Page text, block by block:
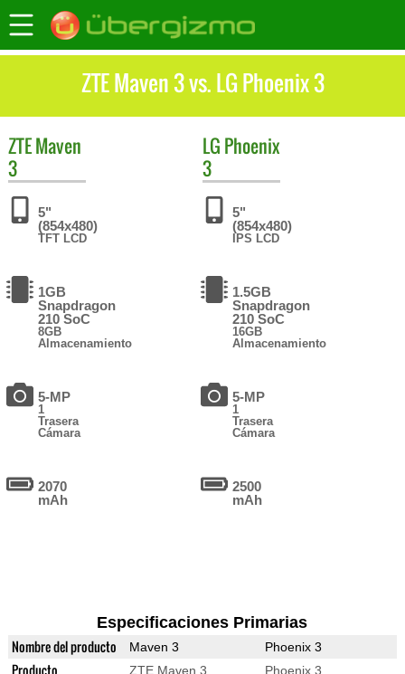
ZTE Maven 3 vs. LG Phoenix 3
ZTEMaven
3
5"
(854x480)
TFT LCD
1GB
Snapdragon
210 SoC
8GB
Almacenamiento
5-MP
1
Trasera
Cámara
2070
mAh
LG Phoenix
3
5"
(854x480)
IPS LCD
1.5GB
Snapdragon
210 SoC
16GB
Almacenamiento
5-MP
1
Trasera
Cámara
2500
mAh
Especificaciones Primarias
Nombre del producto Maven 3 Phoenix 3
Producto ZTE Maven 3 Phoenix 3